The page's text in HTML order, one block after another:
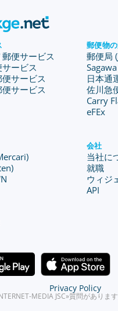
便サービス
ービス
サービス
サービス
郵便物
郵便局
日本通
佐川急
Carry
eFEx
会社
当社に
就職
ウィジ
API
MEDIA JSC»質問がありま
Privacy Policy